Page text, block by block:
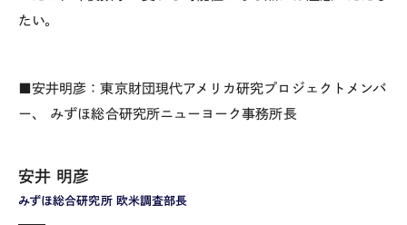
たい。
■安井明彦：東京財団現代アメリカ研究プロジェクトメンバ
ー、 みずほ総合研究所ニューヨーク事務所長
みずほ総合研究所 欧米調査部長
安井 明彦